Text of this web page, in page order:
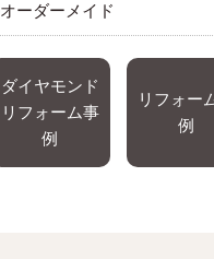
ーダーメイド
ダイヤモンド
リフォーム事
例
リフォー
例